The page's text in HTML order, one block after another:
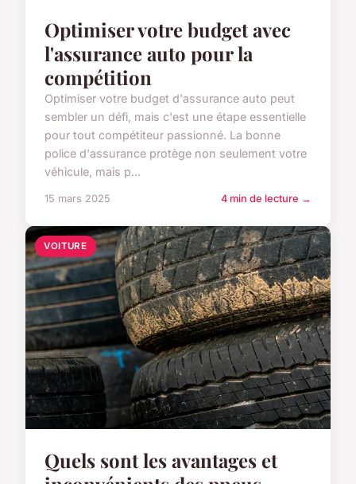
Optimiser votre budget avec
l'assurance auto pour la
compétition
Optimiser votre budget d'assurance auto peut
sembler un défi, mais c'est une étape essentielle
pour tout compétiteur passionné. La bonne
police d'assurance protège non seulement votre
véhicule, mais p...
15 mars 2025 4 min de lecture →
VOITURE
Quels sont les avantages et